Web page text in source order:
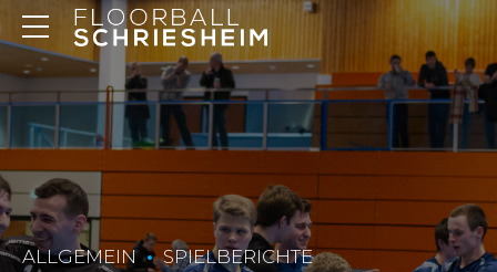
ALLGEMEIN SPIELBERICHTE